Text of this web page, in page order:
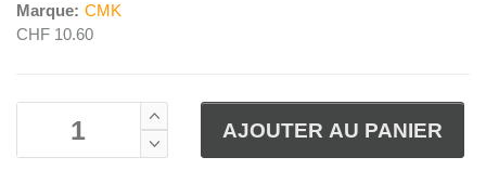
Marque: CMK
CHF 10.60